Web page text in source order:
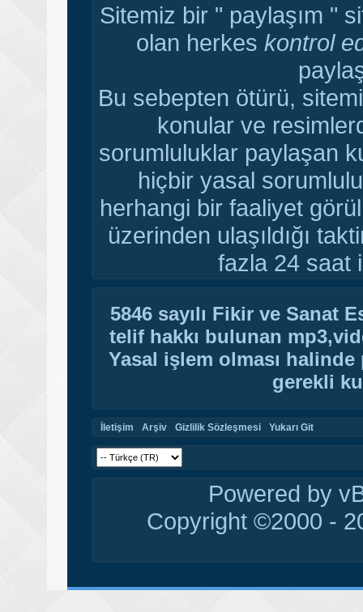
Sitemiz bir " paylaşım "
olan herkes kontrol
Bu sebepten ötürü,
konular ve
sorumluluklar paylaşan
hiçbir yasal
herhangi bir faaliyet
üzerinden ulaşıldığı
fazla 24 saat
5846 sayılı Fikir ve Sanat
telif hakkı bulunan
Yasal işlem olması
gerekli
İletişim Arşiv Gizlilik Sözleşmesi Yukarı Git
Powered by
Copyright ©2000 -